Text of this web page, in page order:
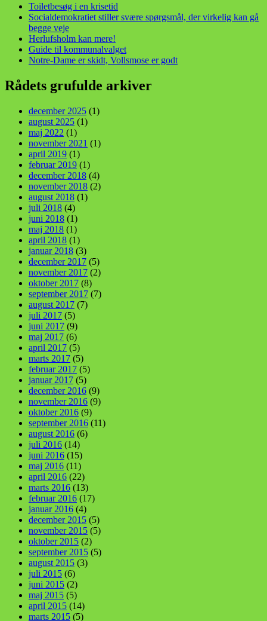
Toiletbesøg i en krisetid
Socialdemokratiet stiller svære spørgsmål, der virkelig kan gå
begge veje
Herlufsholm kan mere!
Guide til kommunalvalget
Notre-Dame er skidt, Vollsmose er godt
Rådets grufulde arkiver
december 2025 (1)
august 2025 (1)
maj 2022 (1)
november 2021 (1)
april 2019 (1)
februar 2019 (1)
december 2018 (4)
november 2018 (2)
august 2018 (1)
juli 2018 (4)
juni 2018 (1)
maj 2018 (1)
april 2018 (1)
januar 2018 (3)
december 2017 (5)
november 2017 (2)
oktober 2017 (8)
september 2017 (7)
august 2017 (7)
juli 2017 (5)
juni 2017 (9)
maj 2017 (6)
april 2017 (5)
marts 2017 (5)
februar 2017 (5)
januar 2017 (5)
december 2016 (9)
november 2016 (9)
oktober 2016 (9)
september 2016 (11)
august 2016 (6)
juli 2016 (14)
juni 2016 (15)
maj 2016 (11)
april 2016 (22)
marts 2016 (13)
februar 2016 (17)
januar 2016 (4)
december 2015 (5)
november 2015 (5)
oktober 2015 (2)
september 2015 (5)
august 2015 (3)
juli 2015 (6)
juni 2015 (2)
maj 2015 (5)
april 2015 (14)
marts 2015 (5)